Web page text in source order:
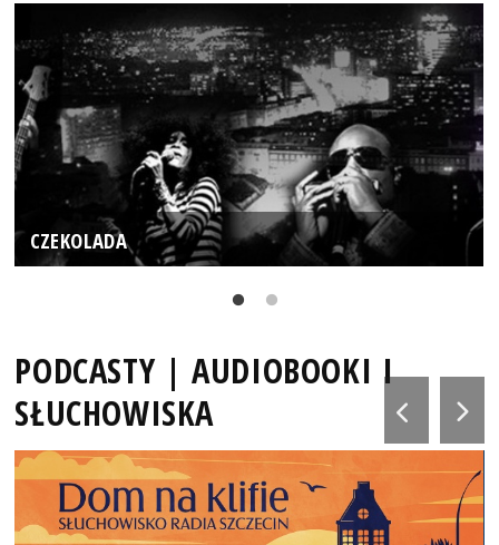
CZEKOLADA
PODCASTY | AUDIOBOOKI I
SŁUCHOWISKA